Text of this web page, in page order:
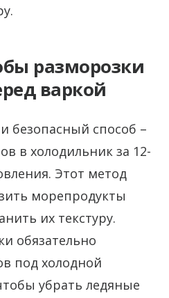
разморозки
варкой
безопасный способ –
в холодильник за 12-
Этот метод
морепродукты
их текстуру.
обязательно
под холодной
убрать ледяные